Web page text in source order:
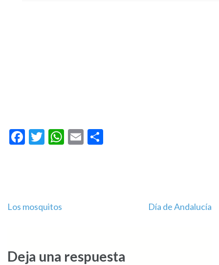
Facebook
Twitter
WhatsApp
Email
Navegación
entradas
Los mosquitos Día de Andalucía
Deja una respuesta